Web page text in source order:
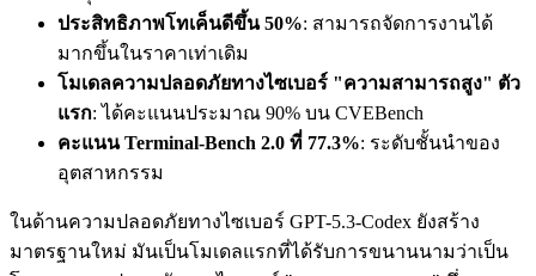
ประสิทธิภาพโทเค็นดีขึ้น 50%: สามารถจัดการงานได้
มากขึ้นในราคาเท่าเดิม
โมเดลความปลอดภัยทางไซเบอร์ "ความสามารถสูง" ตัว
แรก: ได้คะแนนประมาณ 90% บน CVEBench
คะแนน Terminal-Bench 2.0 ที่ 77.3%: ระดับชั้นนำของ
อุตสาหกรรม
ในด้านความปลอดภัยทางไซเบอร์ GPT-5.3-Codex ยังสร้าง
มาตรฐานใหม่ มันเป็นโมเดลแรกที่ได้รับการขนานนามว่าเป็น